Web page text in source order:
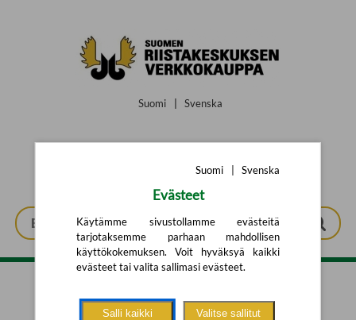
Suomi Svenska
Tarkennettu haku
Suomi Svenska
Evästeet
Käytämme sivustollamme evästeitä
tarjotaksemme parhaan mahdollisen
käyttökokemuksen. Voit hyväksyä kaikki
evästeet tai valita sallimasi evästeet.
Salli kaikki Valitse sallitut